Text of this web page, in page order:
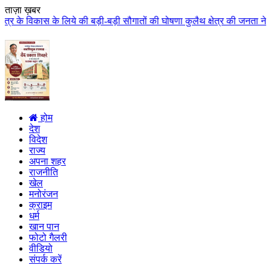
ताज़ा ख़बर
बड़ी सौगातों की घोषणा कुलैथ क्षेत्र की जनता ने मुख्यमंत्री डॉ. यादव का
होम
देश
विदेश
राज्य
अपना शहर
राजनीति
खेल
मनोरंजन
क्राइम
धर्म
खान पान
फोटो गैलरी
वीडियो
संपर्क करें